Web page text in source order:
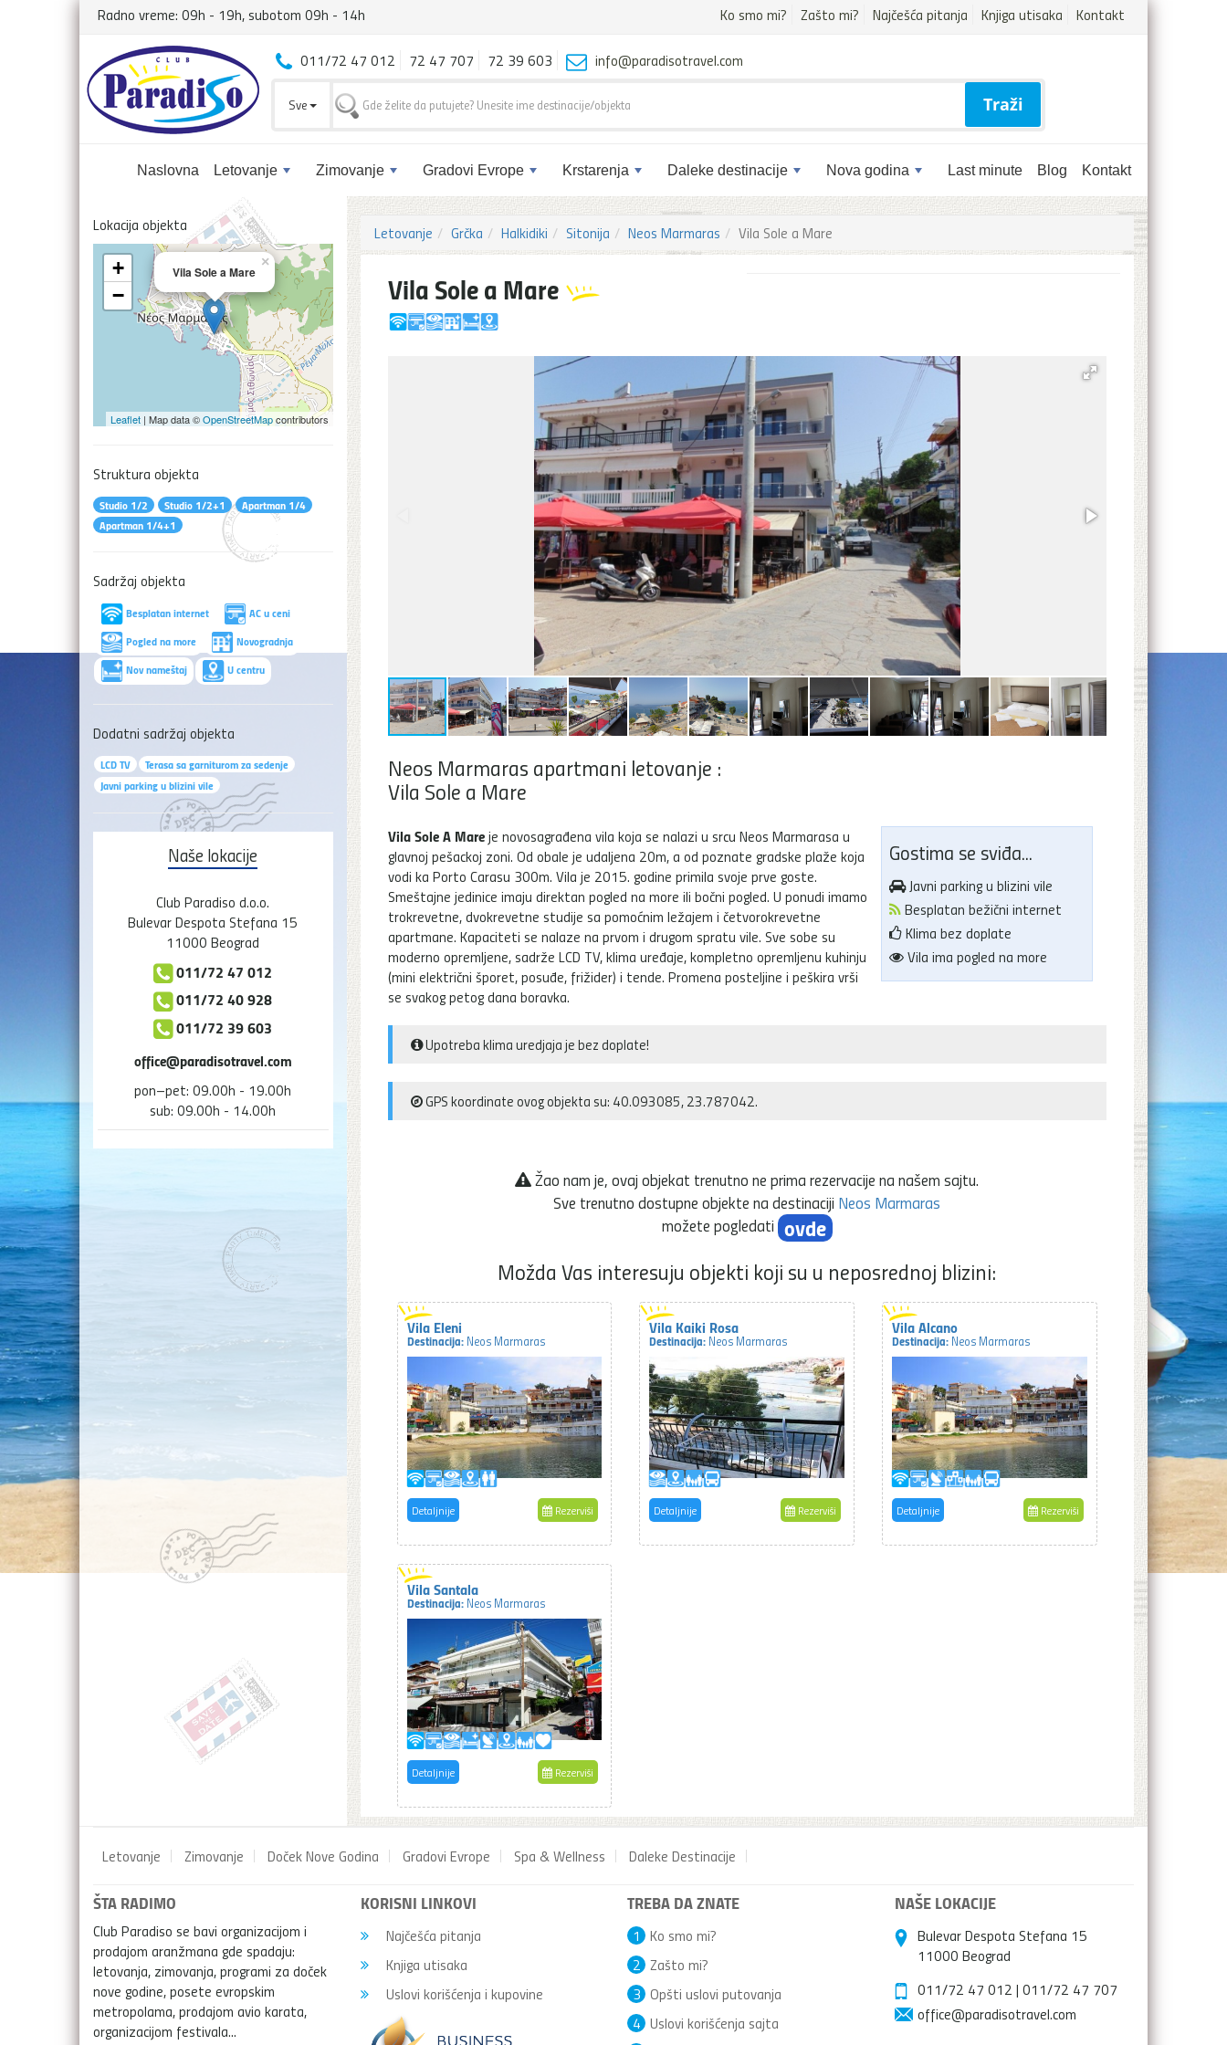
Radno vreme: 09h - 19h, subotom 09h - 14h Ko smo mi? Zašto mi? Najčešća pitanja Knjiga utisaka Kontakt
Naslovna Letovanje Zimovanje Gradovi Evrope Krstarenja Daleke destinacije Nova godina Last minute Blog Kontakt
011/72 47 012 72 47 707 72 39 603 info@paradisotravel.com
Sve Traži
Letovanje Grčka Halkidiki Sitonija Neos Marmaras Vila Sole a Mare
Vila Sole a Mare
Neos Marmaras apartmani letovanje :
Vila Sole a Mare
Gostima se sviđa...
Javni parking u blizini vile
Besplatan bežični internet
Klima bez doplate
Vila ima pogled na more
Vila Sole A Mareje novosagrađena vila koja se nalazi u srcu Neos Marmarasa u
glavnoj pešackoj zoni. Od obale je udaljena 20m, a od poznate gradske plaže koja
vodi ka Porto Carasu 300m. Vila je 2015. godine primila svoje prve goste.
Smeštajne jedinice imaju direktan pogled na more ili bočni pogled. U ponudi imamo
trokrevetne, dvokrevetne studije sa pomoćnim ležajem i četvorokrevetne
apartmane. Kapaciteti se nalaze na prvom i drugom spratu vile. Sve sobe su
moderno opremljene, sadrže LCD TV, klima uređaje, kompletno opremljenu kuhinju
(mini električni šporet, posuđe, frižider) i tende. Promena posteljine i peškira vrši
se svakog petog dana boravka.
Upotreba klima uredjaja je bez doplate!
GPS koordinate ovog objekta su: 40.093085, 23.787042.
Žao nam je, ovaj objekat trenutno ne prima rezervacije na našem sajtu.
Sve trenutno dostupne objekte na destinaciji Neos Marmaras
možete pogledati ovde
Možda Vas interesuju objekti koji su u neposrednoj blizini:
Vila Eleni
Destinacija: Neos Marmaras
Detaljnije Rezerviši
Vila Kaiki Rosa
Destinacija: Neos Marmaras
Detaljnije Rezerviši
Vila Alcano
Destinacija: Neos Marmaras
Detaljnije Rezerviši
Vila Santala
Destinacija: Neos Marmaras
Detaljnije Rezerviši
Lokacija objekta
Vila Sole a Mare
×
+
−
Leaflet| Map data ©OpenStreetMapcontributors
Struktura objekta
Studio 1/2 Studio 1/2+1
Apartman 1/4
Apartman 1/4+1
Sadržaj objekta
Besplatan internet
AC u ceni
Pogled na more
Novogradnja
Nov nameštaj
U centru
Dodatni sadržaj objekta
LCD TV
Terasa sa garniturom za sedenje
Javni parking u blizini vile
Naše lokacije
Club Paradiso d.o.o.
Bulevar Despota Stefana 15
11000 Beograd
011/72 47 012
011/72 40 928
011/72 39 603
office@paradisotravel.com
pon–pet: 09.00h - 19.00h
sub: 09.00h - 14.00h
Letovanje Zimovanje Doček Nove Godina Gradovi Evrope Spa & Wellness Daleke Destinacije
ŠTA RADIMO
Club Paradiso se bavi organizacijom i
prodajom aranžmana gde spadaju:
letovanja, zimovanja, programi za doček
nove godine, posete evropskim
metropolama, prodajom avio karata,
organizacijom festivala...
KORISNI LINKOVI
Najčešća pitanja
Knjiga utisaka
Uslovi korišćenja i kupovine
TREBA DA ZNATE
Ko smo mi?
1
Zašto mi?
2
Opšti uslovi putovanja
3
Uslovi korišćenja sajta
4
NAŠE LOKACIJE
Bulevar Despota Stefana 15
11000 Beograd
011/72 47 012 | 011/72 47 707
office@paradisotravel.com